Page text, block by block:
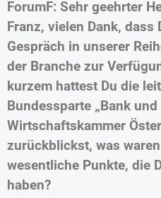
ForumF: Sehr geehrter
Franz, vielen Dank, dass
Gespräch in unserer
der Branche zur
kurzem hattest Du die
Bundessparte „Bank
Wirtschaftskammer
zurückblickst, was
wesentliche Punkte, die
haben?